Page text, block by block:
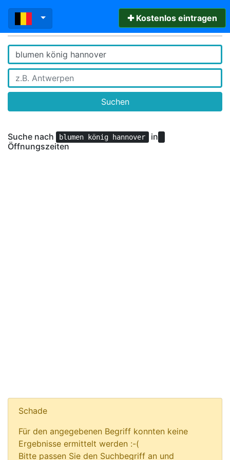
✚ Kostenlos eintragen
Suchen
Suche nach blumen könig hannover
in
Öffnungszeiten
Schade
Für den angegebenen Begriff konnten keine
Ergebnisse ermittelt werden :-(
Bitte passen Sie den Suchbegriff an und